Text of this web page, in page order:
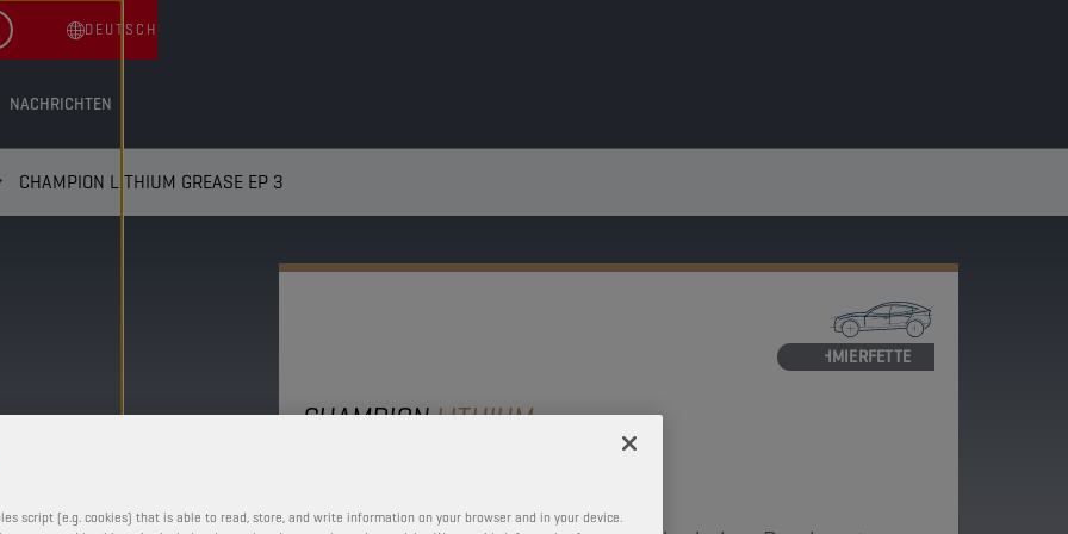
NACHRICHTEN
DEUTSCH
CHAMPION LITHIUM GREASE EP 3
SCHMIERFETTE
CHAMPIONLITHIUM
script (e.g. cookies) that is able to read, store, and write information on your browser and in your device.